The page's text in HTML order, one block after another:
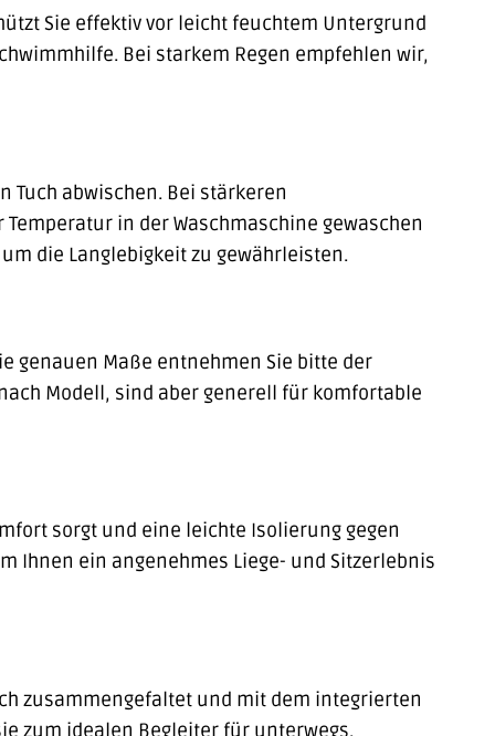
Sie effektiv vor leicht feuchtem Untergrund
Bei starkem Regen empfehlen wir,
Tuch abwischen. Bei stärkeren
in der Waschmaschine gewaschen
die Langlebigkeit zu gewährleisten.
genauen Maße entnehmen Sie bitte der
Modell, sind aber generell für komfortable
sorgt und eine leichte Isolierung gegen
Ihnen ein angenehmes Liege- und Sitzerlebnis
zusammengefaltet und mit dem integrierten